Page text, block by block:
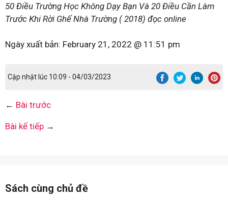
50 Điều Trường Học Không Dạy Bạn Và 20 Điều Cần Làm
Trước Khi Rời Ghế Nhà Trường ( 2018) đọc online
Ngày xuất bản: February 21, 2022 @ 11:51 pm
Cập nhật lúc 10:09 - 04/03/2023
← Bài trước
Bài kế tiếp →
Sách cùng chủ đề